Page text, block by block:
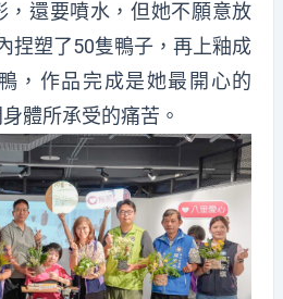
，還要噴水，但她不願意放
捏塑了50隻鴨子，再上釉成
，作品完成是她最開心的
體所承受的痛苦。